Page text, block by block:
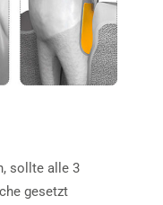
sollte alle 3
gesetzt